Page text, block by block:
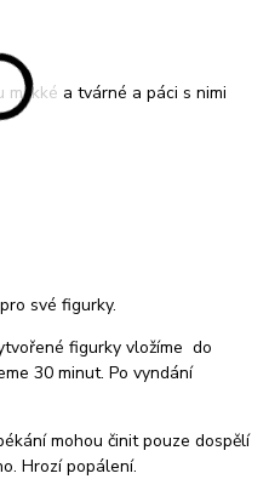
měkké a tvárné a páci s nimi
své figurky.
figurky vložíme do
30 minut. Po vyndání
mohou činit pouze dospělí
Hrozí popálení.